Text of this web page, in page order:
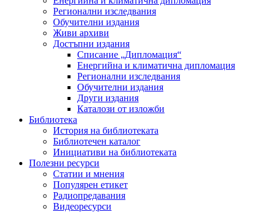
Регионални изследвания
Обучителни издания
Живи архиви
Достъпни издания
Списание „Дипломация“
Енергийна и климатична дипломация
Регионални изследвания
Обучителни издания
Други издания
Каталози от изложби
Библиотека
История на библиотеката
Библиотечен каталог
Инициативи на библиотеката
Полезни ресурси
Статии и мнения
Популярен етикет
Радиопредавания
Видеоресурси